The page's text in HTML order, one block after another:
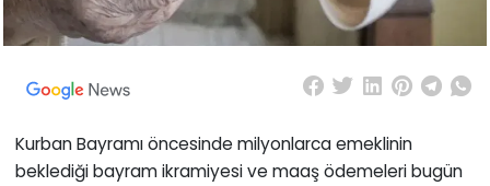
Kurban Bayramı öncesinde milyonlarca emeklinin
beklediği bayram ikramiyesi ve maaş ödemeleri bugün